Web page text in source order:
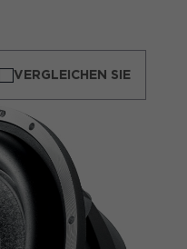
VERGLEICHEN SIE